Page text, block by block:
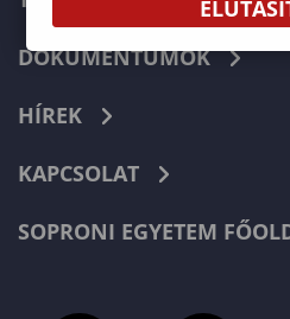
DOKUMENTUMOK
HÍREK
KAPCSOLAT
SOPRONI EGYETEM